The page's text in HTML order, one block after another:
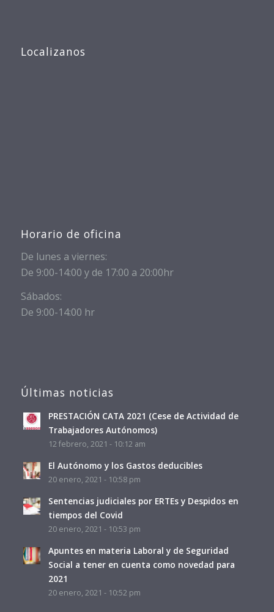
Localizanos
Horario de oficina
De lunes a viernes:
De 9:00-14:00 y de 17:00 a 20:00hr
Sábados:
De 9:00-14:00 hr
Últimas noticias
PRESTACIÓN CATA 2021 (Cese de Actividad de
Trabajadores Autónomos)
12 febrero, 2021 - 10:12 am
El Autónomo y los Gastos deducibles
20 enero, 2021 - 10:58 pm
Sentencias judiciales por ERTEs y Despidos en
tiempos del Covid
20 enero, 2021 - 10:53 pm
Apuntes en materia Laboral y de Seguridad
Social a tener en cuenta como novedad para
2021
20 enero, 2021 - 10:52 pm